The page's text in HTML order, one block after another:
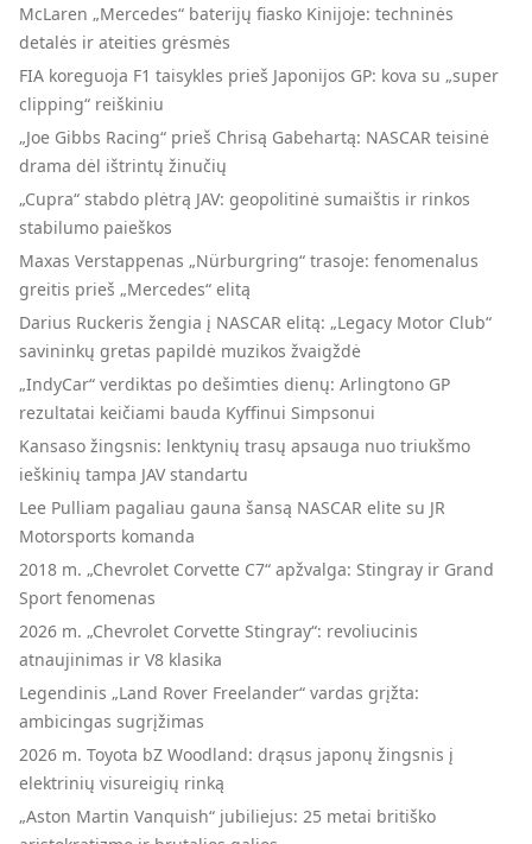
McLaren „Mercedes“ baterijų fiasko Kinijoje: techninės
detalės ir ateities grėsmės
FIA koreguoja F1 taisykles prieš Japonijos GP: kova su „super
clipping“ reiškiniu
„Joe Gibbs Racing“ prieš Chrisą Gabehartą: NASCAR teisinė
drama dėl ištrintų žinučių
„Cupra“ stabdo plėtrą JAV: geopolitinė sumaištis ir rinkos
stabilumo paieškos
Maxas Verstappenas „Nürburgring“ trasoje: fenomenalus
greitis prieš „Mercedes“ elitą
Darius Ruckeris žengia į NASCAR elitą: „Legacy Motor Club“
savininkų gretas papildė muzikos žvaigždė
„IndyCar“ verdiktas po dešimties dienų: Arlingtono GP
rezultatai keičiami bauda Kyffinui Simpsonui
Kansaso žingsnis: lenktynių trasų apsauga nuo triukšmo
ieškinių tampa JAV standartu
Lee Pulliam pagaliau gauna šansą NASCAR elite su JR
Motorsports komanda
2018 m. „Chevrolet Corvette C7“ apžvalga: Stingray ir Grand
Sport fenomenas
2026 m. „Chevrolet Corvette Stingray“: revoliucinis
atnaujinimas ir V8 klasika
Legendinis „Land Rover Freelander“ vardas grįžta:
ambicingas sugrįžimas
2026 m. Toyota bZ Woodland: drąsus japonų žingsnis į
elektrinių visureigių rinką
„Aston Martin Vanquish“ jubiliejus: 25 metai britiško